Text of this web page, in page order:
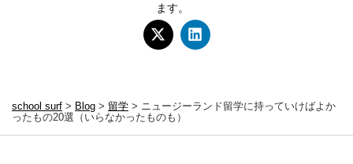
ます。
school surf > Blog > 留学 > ニュージーランド留学に持っていけばよか
ったもの20選（いらなかったものも）